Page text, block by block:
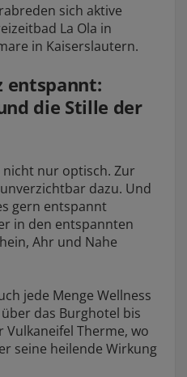
sich aktive
La Ola in
in Kaiserslautern.
entspannt:
die Stille der
nicht nur optisch. Zur
dazu. Und
gern entspannt
in den entspannten
Ahr und Nahe
jede Menge Wellness
das Burghotel bis
Therme, wo
seine heilende Wirkung